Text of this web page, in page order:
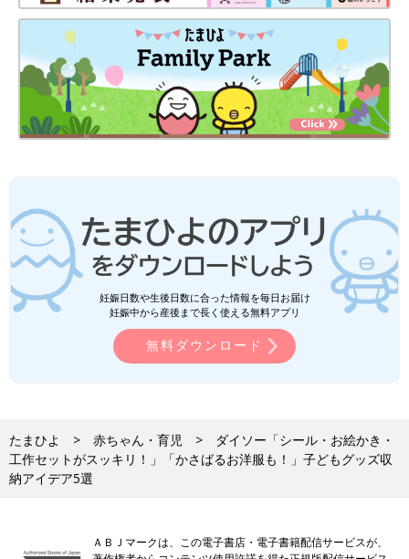
妊娠日数や生後日数に合った情報を毎日お届け
妊娠中から産後まで長く使える無料アプリ
無料ダウンロード
たまひよ 赤ちゃん・育児
ダイソー「シール・お絵かき・
工作セットがスッキリ！」「かさばるお洋服も！」子どもグッズ収
納アイデア5選
ＡＢＪマークは、この電子書店・電子書籍配信サービスが、